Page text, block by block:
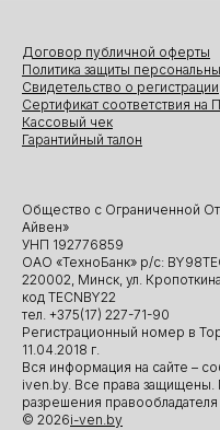
Общество с Ограниченной
Айвен»
УНП 192776859
ОАО «ТехноБанк» р/с:
220002, Минск, ул.
код TECNBY22
тел. +375(17) 227-71-90
Регистрационный номер в
11.04.2018 г.
Вся информация на сайте –
iven.by. Все права защищены.
разрешения
© 2026i-ven.by
Договор публичной оферты
Политика защиты
Свидетельство о регистрации
Сертификат соответствия на
Кассовый чек
Гарантийный талон